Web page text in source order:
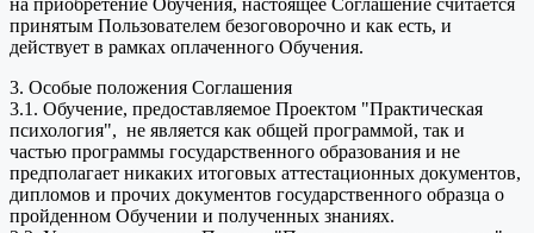
на приобретение Обучения, настоящее Соглашение считается
принятым Пользователем безоговорочно и как есть, и
действует в рамках оплаченного Обучения.
3. Особые положения Соглашения
3.1. Обучение, предоставляемое Проектом "Практическая
психология", не является как общей программой, так и
частью программы государственного образования и не
предполагает никаких итоговых аттестационных документов,
дипломов и прочих документов государственного образца о
пройденном Обучении и полученных знаниях.